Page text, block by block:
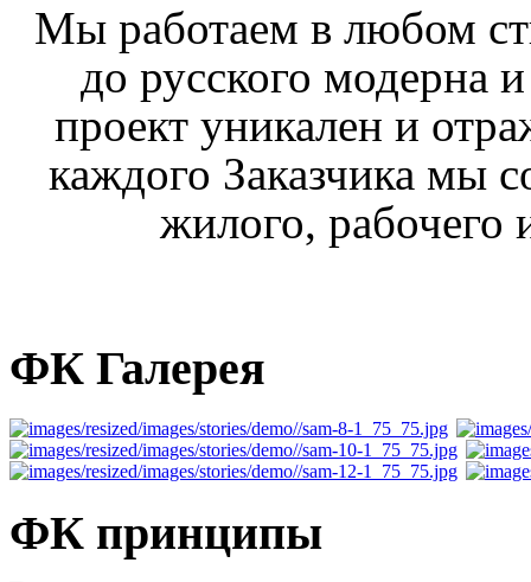
Мы работаем в любом
до русского
проект уникален и
каждого Заказчика мы
жилого, рабочего
ФК Галерея
ФК принципы